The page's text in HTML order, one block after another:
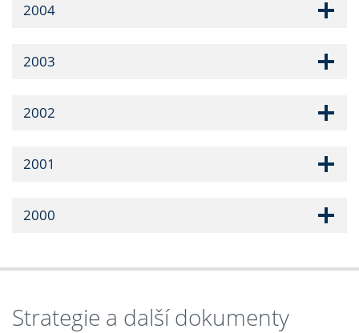
2004
2003
2002
2001
2000
Strategie a další dokumenty